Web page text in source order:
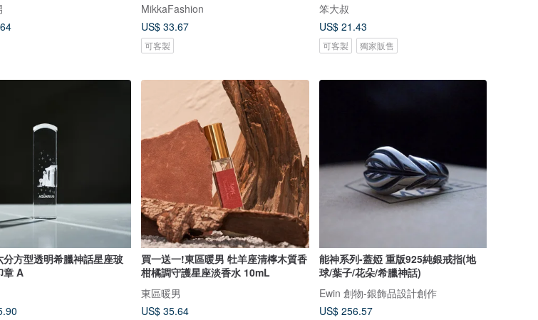
MikkaFashion
US$ 33.67
可客製
笨大叔
US$ 21.43
可客製 獨家販售
分方型透明希臘神話星座玻
章 A
買一送一!東區暖男 牡羊座清檸木質香
柑橘調守護星座淡香水 10mL
東區暖男
US$ 35.64
能神系列-蓋婭 重版925純銀戒指(地
球/葉子/花朵/希臘神話)
Ewin 創物-銀飾品設計創作
US$ 256.57